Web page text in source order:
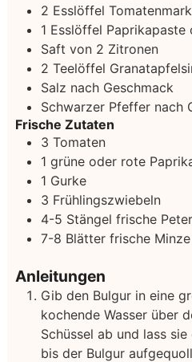
2 Esslöffel Tomatenmark
1 Esslöffel Paprikapaste
Saft von 2 Zitronen
2 Teelöffel
Salz nach Geschmack
Schwarzer Pfeffer nach
Frische Zutaten
3 Tomaten
1 grüne oder rote
1 Gurke
3 Frühlingszwiebeln
4-5 Stängel frische
7-8 Blätter frische Minze
Anleitungen
Gib den Bulgur in eine
kochende Wasser über
Schüssel ab und lass
bis der Bulgur